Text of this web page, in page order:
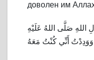
доволен им
اللهِ صَلَّى اللهُ عَلَيْهِ
أَنِّي كُنْتُ مَعَهُ